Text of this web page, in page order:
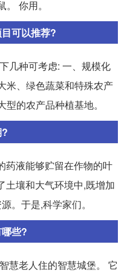
你用。
可以推荐?
几种可考虑: 一、规模化
米、绿色蔬菜和特殊农产
的农产品种植基地。
药液能够贮留在作物的叶
土壤和大气环境中,既增加
。于是,科学家们。
哪些?
慧老人住的智慧城堡。 它